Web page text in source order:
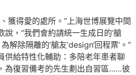
得愛的處所。”上海世博展覽中間
，“我們會約請統一生成日的‘艙
解除隔離的‘艙友’design‘回程票’。”
供給特性化輔助：多陪老年患者聊
為復習備考的先生劃出自習區……彼